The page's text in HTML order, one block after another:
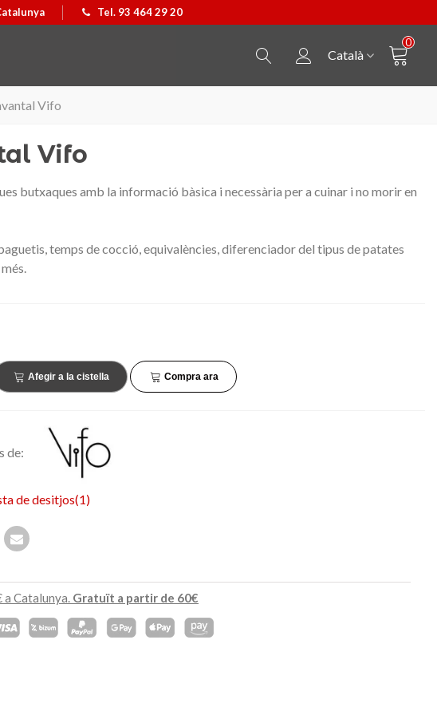
Tel. 93 464 29 20
Català
0
Vifo
Vifo
butxaques amb la informació bàsica i necessària per a cuinar i no morir en
temps de cocció, equivalències, diferenciador del tipus de patates
Afegir a la cistella Compra ara
de:
de desitjos(1)
a Catalunya. Gratuït a partir de 60€
45,90 €
NOVETAT